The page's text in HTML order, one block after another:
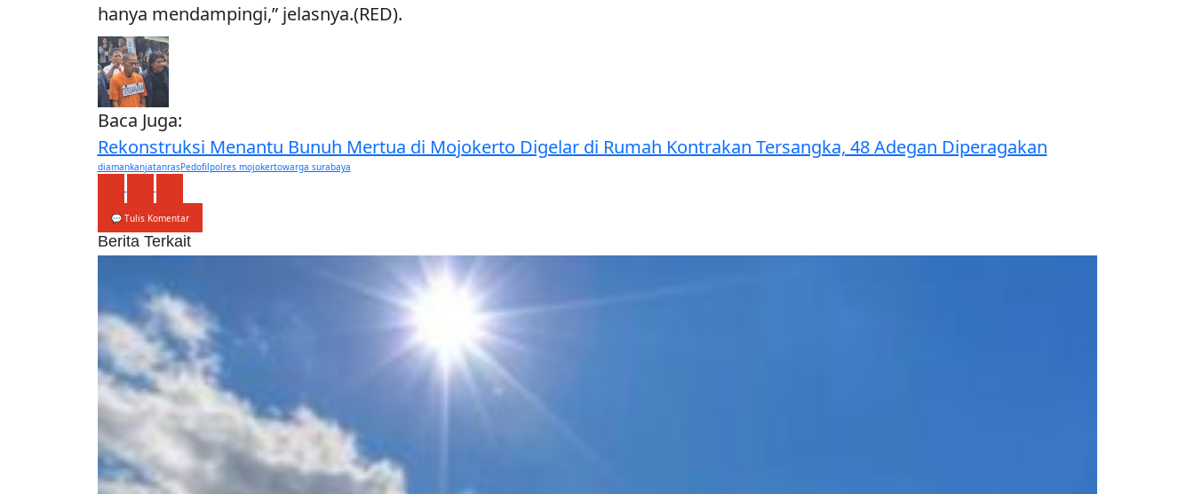
hanya mendampingi,” jelasnya.(RED).
Baca Juga:
Rekonstruksi Menantu Bunuh Mertua di Mojokerto Digelar di Rumah Kontrakan Tersangka, 48 Adegan Diperagakan
diamankanjatanrasPedofilpolres mojokertowarga surabaya
💬 Tulis Komentar
Berita Terkait